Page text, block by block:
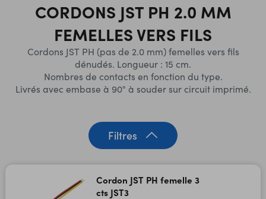
CORDONS JST PH 2.0 MM
FEMELLES VERS FILS
Cordons JST PH (pas de 2.0 mm) femelles vers fils
dénudés. Longueur : 15 cm.
​Nombres de contacts en fonction du type.
Livrés avec embase à 90° à souder sur circuit imprimé.
Filtres
Cordon JST PH femelle 3
cts JST3